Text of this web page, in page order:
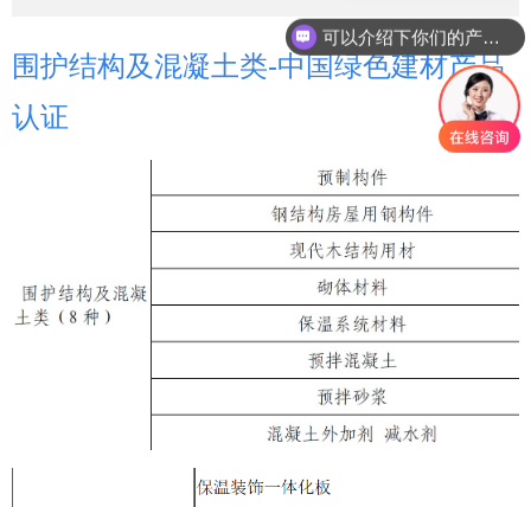
围护结构及混凝土类-中国绿色建材产品
认证
可以介绍下你们的产品么